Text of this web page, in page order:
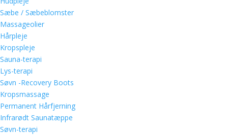
Sæbe / Sæbeblomster
Massageolier
Hårpleje
Kropspleje
Sauna-terapi
Lys-terapi
Søvn -Recovery Boots
Kropsmassage
Permanent Hårfjerning
Infrarødt Saunatæppe
Søvn-terapi